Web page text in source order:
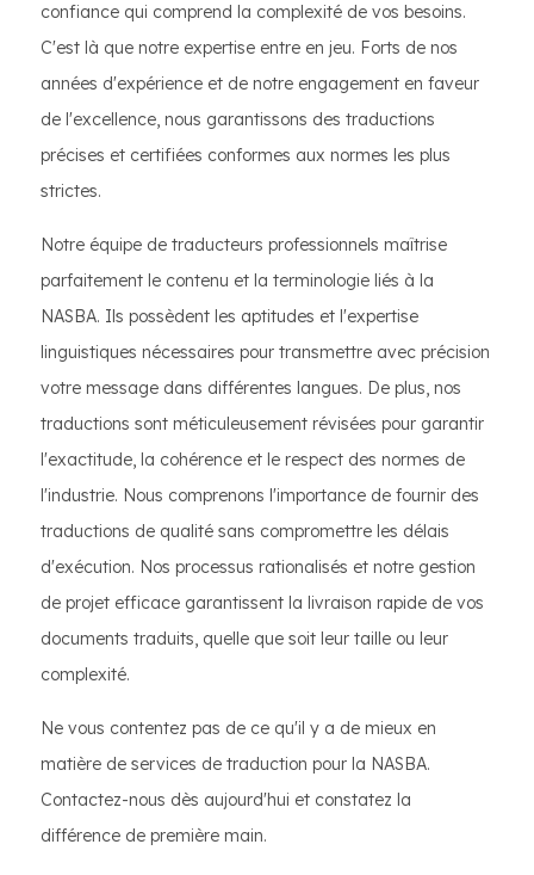
confiance qui comprend la complexité de vos besoins.
C'est là que notre expertise entre en jeu. Forts de nos
années d'expérience et de notre engagement en faveur
de l'excellence, nous garantissons des traductions
précises et certifiées conformes aux normes les plus
strictes.
Notre équipe de traducteurs professionnels maîtrise
parfaitement le contenu et la terminologie liés à la
NASBA. Ils possèdent les aptitudes et l'expertise
linguistiques nécessaires pour transmettre avec précision
votre message dans différentes langues. De plus, nos
traductions sont méticuleusement révisées pour garantir
l'exactitude, la cohérence et le respect des normes de
l'industrie. Nous comprenons l'importance de fournir des
traductions de qualité sans compromettre les délais
d'exécution. Nos processus rationalisés et notre gestion
de projet efficace garantissent la livraison rapide de vos
documents traduits, quelle que soit leur taille ou leur
complexité.
Ne vous contentez pas de ce qu'il y a de mieux en
matière de services de traduction pour la NASBA.
Contactez-nous dès aujourd'hui et constatez la
différence de première main.